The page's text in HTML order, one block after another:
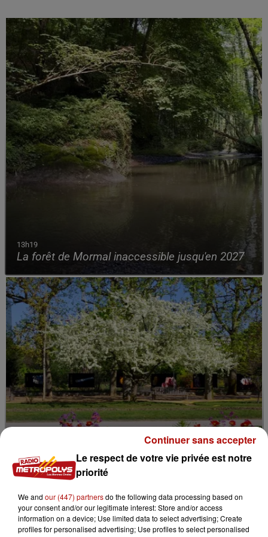
13h19
La forêt de Mormal inaccessible jusqu'en 2027
Le Jardin des plantes veut devenir Jardin
botanique
Le respect de votre vie privée est notre
priorité
We and our (447) partnersdo the following data processing based on
your consent and/or our legitimate interest: Store and/or access
information on a device; Use limited data to select advertising; Create
profiles for personalised advertising; Use profiles to select personalised
Continuer sans accepter